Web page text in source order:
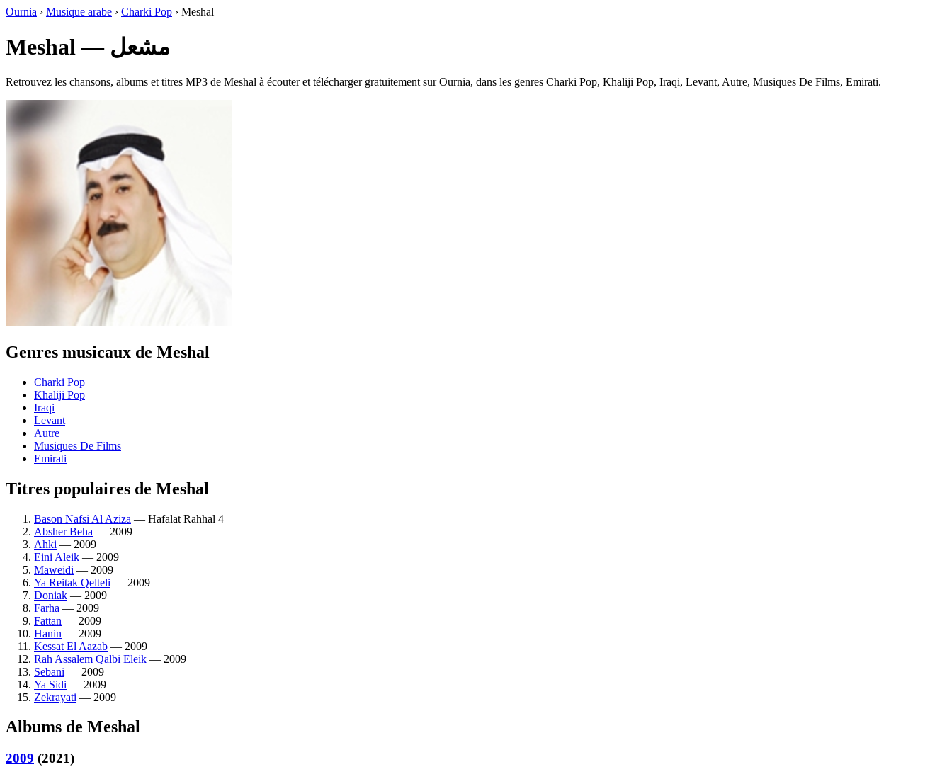
Ournia › Musique arabe › Charki Pop › Meshal
Meshal — مشعل
Retrouvez les chansons, albums et titres MP3 de Meshal à écouter et télécharger gratuitement sur Ournia, dans les genres Charki Pop, Khaliji Pop, Iraqi, Levant, Autre, Musiques De Films, Emirati.
Genres musicaux de Meshal
Charki Pop
Khaliji Pop
Iraqi
Levant
Autre
Musiques De Films
Emirati
Titres populaires de Meshal
Bason Nafsi Al Aziza — Hafalat Rahhal 4
Absher Beha — 2009
Ahki — 2009
Eini Aleik — 2009
Maweidi — 2009
Ya Reitak Qelteli — 2009
Doniak — 2009
Farha — 2009
Fattan — 2009
Hanin — 2009
Kessat El Aazab — 2009
Rah Assalem Qalbi Eleik — 2009
Sebani — 2009
Ya Sidi — 2009
Zekrayati — 2009
Albums de Meshal
2009 (2021)